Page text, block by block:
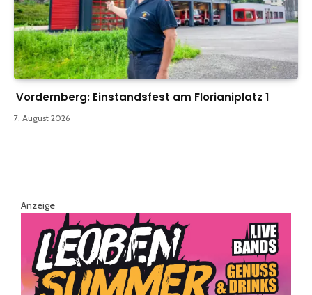
Vordernberg: Einstandsfest am Florianiplatz 1
7. August 2026
Anzeige